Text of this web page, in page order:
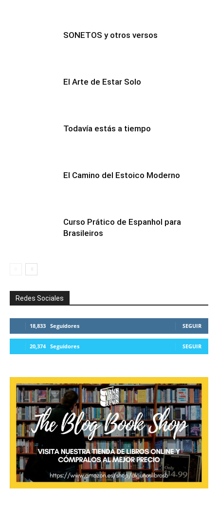
SONETOS y otros versos
El Arte de Estar Solo
Todavía estás a tiempo
El Camino del Estoico Moderno
Curso Prático de Espanhol para
Brasileiros
Redes Sociales
18,833 Seguidores SEGUIR
20,374 Seguidores SEGUIR